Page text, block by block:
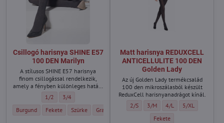
Csillogó harisnya SHINE E57
100 DEN Marilyn
A stílusos SHINE E57 harisnya
finom csillogással rendelkezik,
amely a fényben különleges hatást
Csillogó harisnya SHINE E57 100 DEN Marilyn - Méret:
1/2 Csillogó harisnya SHINE E57 100 DEN Marilyn - Méret:
3/4
Csillogó harisnya SHINE E57 100 DEN Marilyn - Szín:
Burgund Csillogó harisnya SHINE E57 100 DEN Marilyn - Szín:
Fekete Csillogó harisnya SHINE E57 100 DEN Marilyn - Szín:
Szürke Csillogó harisnya SHINE E57 100 DEN Marilyn -
Granat
Matt harisnya REDUXCELL
ANTICELLULITE 100 DEN
Golden Lady
Az új Golden Lady termékcsalád
100 den mikroszálasból készült
ReduxCell harisnyanadrágot kínál.
Matt harisnya REDUXCELL
2/S Matt harisnya REDUXCELL
3/M Matt harisnya
4/L Matt harisnya
5/XL
Matt harisnya REDUXCELL
Fekete